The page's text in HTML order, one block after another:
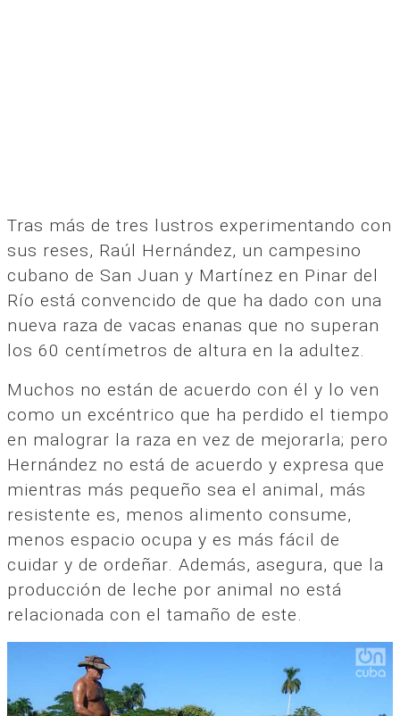
Tras más de tres lustros experimentando con
sus reses, Raúl Hernández, un campesino
cubano de San Juan y Martínez en Pinar del
Río está convencido de que ha dado con una
nueva raza de vacas enanas que no superan
los 60 centímetros de altura en la adultez.
Muchos no están de acuerdo con él y lo ven
como un excéntrico que ha perdido el tiempo
en malograr la raza en vez de mejorarla; pero
Hernández no está de acuerdo y expresa que
mientras más pequeño sea el animal, más
resistente es, menos alimento consume,
menos espacio ocupa y es más fácil de
cuidar y de ordeñar. Además, asegura, que la
producción de leche por animal no está
relacionada con el tamaño de este.